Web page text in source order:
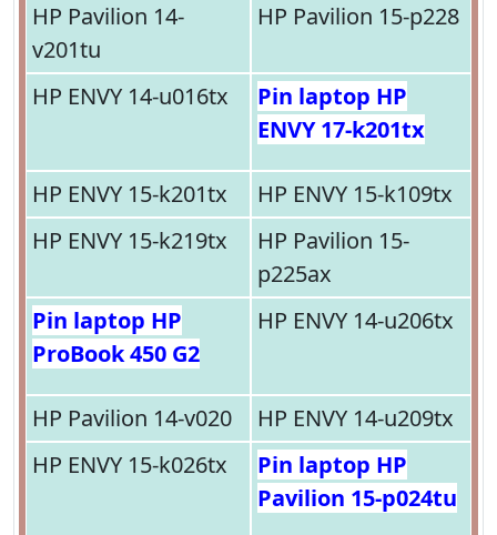
HP Pavilion 14-
v201tu
HP Pavilion 15-p228
HP ENVY 14-u016tx
Pin laptop HP
ENVY 17-k201tx
HP ENVY 15-k201tx
HP ENVY 15-k109tx
HP ENVY 15-k219tx
HP Pavilion 15-
p225ax
Pin laptop HP
ProBook 450 G2
HP ENVY 14-u206tx
HP Pavilion 14-v020
HP ENVY 14-u209tx
HP ENVY 15-k026tx
Pin laptop HP
Pavilion 15-p024tu